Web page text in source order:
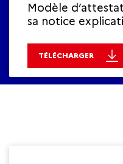
Modèle
sa notice
TÉLÉCHARGER